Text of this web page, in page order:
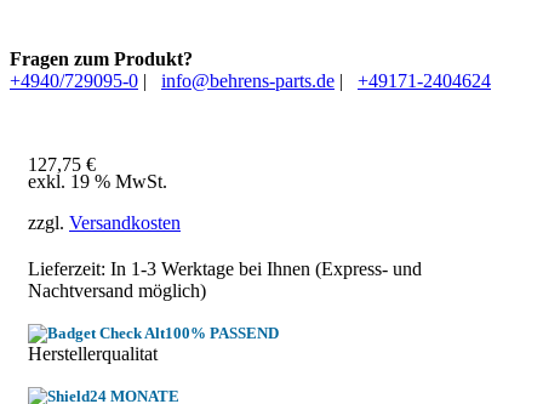
Fragen zum Produkt?
+4940/729095-0 | info@behrens-parts.de | +49171-2404624
127,75 €
exkl. 19 % MwSt.
zzgl. Versandkosten
Lieferzeit: In 1-3 Werktage bei Ihnen (Express- und
Nachtversand möglich)
100% PASSEND
Herstellerqualitat
24 MONATE